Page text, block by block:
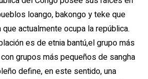
loango, bakongo y teke que
actualmente ocupa la república.
es de etnia bantú,el grupo más
grupos más pequeños de sangha
define, en este sentido, una